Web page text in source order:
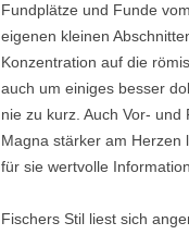
Fundplätze und Funde
eigenen kleinen
Konzentration auf die
auch um einiges besser
nie zu kurz. Auch Vor-
Magna stärker am Herzen
für sie wertvolle
Fischers Stil liest sich